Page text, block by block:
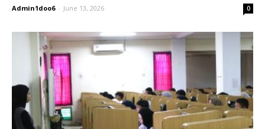
Admin1doo6 - June 13, 2026 0